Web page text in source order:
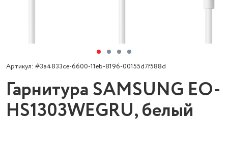
Артикул: #3a4833ce-6600-11eb-8196-00155d7f588d
Гарнитура SAMSUNG EO-
HS1303WEGRU, белый